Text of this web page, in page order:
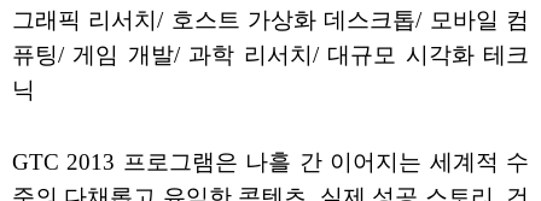
그래픽 리서치/ 호스트 가상화 데스크톱/ 모바일 컴
퓨팅/ 게임 개발/ 과학 리서치/ 대규모 시각화 테크
닉
GTC 2013 프로그램은 나흘 간 이어지는 세계적 수